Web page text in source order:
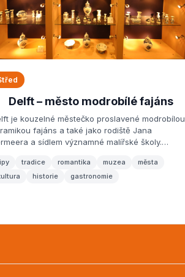
Delft – město modrobílé fajáns
je kouzelné městečko proslavené modrobílou
fajáns a také jako rodiště Jana
a sídlem významné malířské školy.
tradice romantika muzea
města
historie gastronomie